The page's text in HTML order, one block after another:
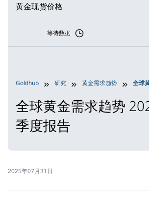
黄金现货价格
等待数据
Goldhub 研究 黄金需求趋势 全球
全球黄金需求趋势
季度报告
2025年07月31日